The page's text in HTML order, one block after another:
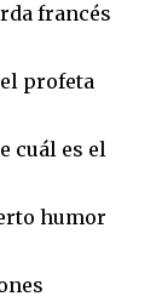
francés
profeta
cuál es el
humor